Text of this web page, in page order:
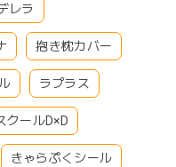
レラ
抱き枕カバー
ラプラス
クールD×D
きゃらぷくシール